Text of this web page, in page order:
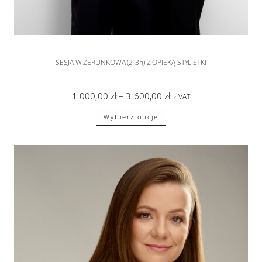
SESJA WIZERUNKOWA (2-3h) Z OPIEKĄ STYLISTKI
1.000,00 zł – 3.600,00zł z VAT
Wybierz opcje